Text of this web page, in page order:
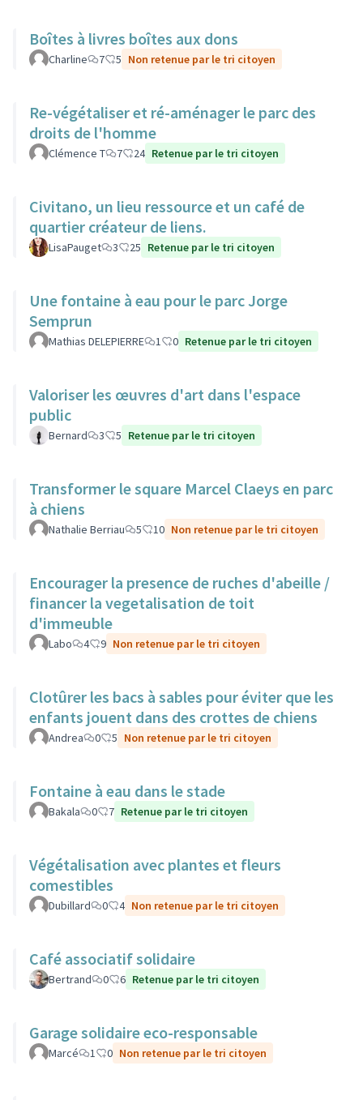
Boîtes à livres boîtes aux dons
Charline 7 5 Non retenue par le tri citoyen
Re-végétaliser et ré-aménager le parc des
droits de l'homme
Clémence T 7 24 Retenue par le tri citoyen
Civitano, un lieu ressource et un café de
quartier créateur de liens.
LisaPauget 3 25 Retenue par le tri citoyen
Une fontaine à eau pour le parc Jorge
Semprun
Mathias DELEPIERRE 1 0 Retenue par le tri citoyen
Valoriser les œuvres d'art dans l'espace
public
Bernard 3 5 Retenue par le tri citoyen
Transformer le square Marcel Claeys en parc
à chiens
Nathalie Berriau 5 10 Non retenue par le tri citoyen
Encourager la presence de ruches d'abeille /
financer la vegetalisation de toit
d'immeuble
Labo 4 9 Non retenue par le tri citoyen
Clotûrer les bacs à sables pour éviter que les
enfants jouent dans des crottes de chiens
Andrea 0 5 Non retenue par le tri citoyen
Fontaine à eau dans le stade
Bakala 0 7 Retenue par le tri citoyen
Végétalisation avec plantes et fleurs
comestibles
Dubillard 0 4 Non retenue par le tri citoyen
Café associatif solidaire
Bertrand 0 6 Retenue par le tri citoyen
Garage solidaire eco-responsable
Marcé 1 0 Non retenue par le tri citoyen